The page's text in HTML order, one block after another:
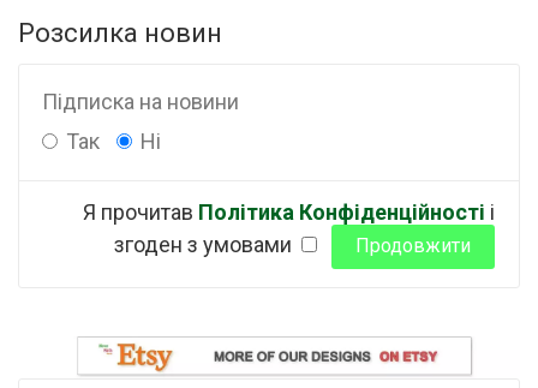
Розсилка новин
Підписка на новини
Так
Ні
Я прочитав Політика Конфіденційності і
згоден з умовами